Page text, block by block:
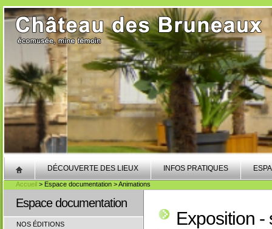
DÉCOUVERTE DES LIEUX INFOS PRATIQUES
Accueil > Espace documentation > Animations
Espace documentation
NOS ÉDITIONS
Exposition -